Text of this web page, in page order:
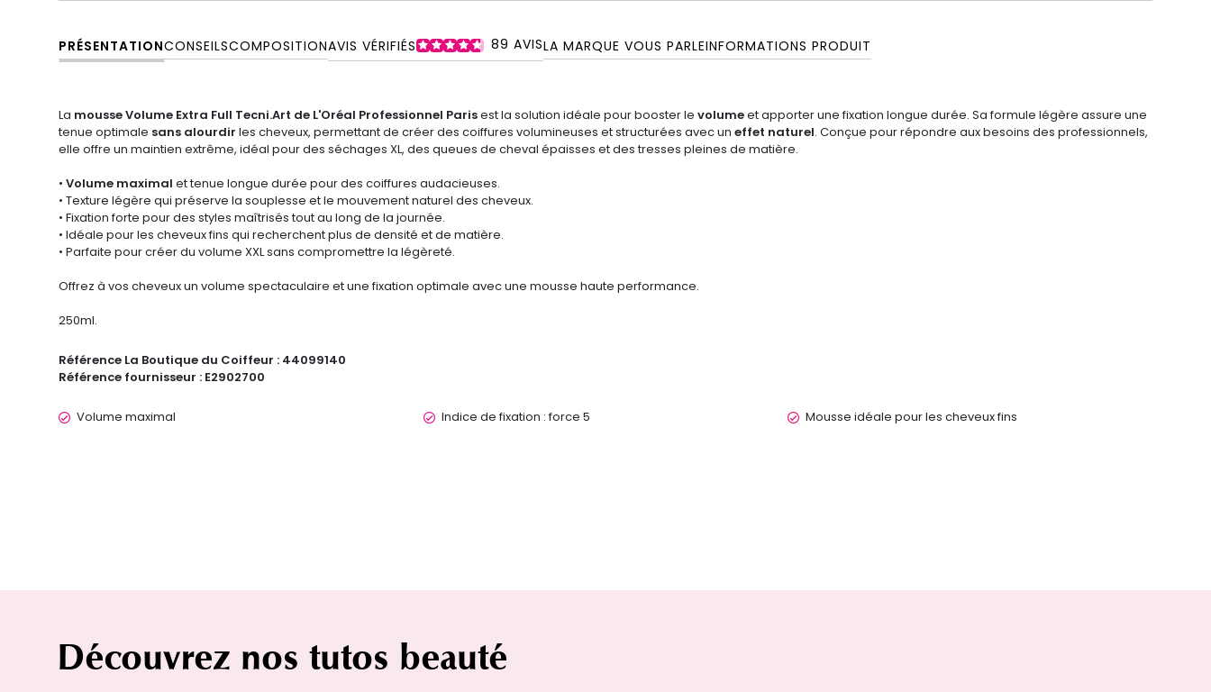
PRÉSENTATIONCONSEILSCOMPOSITIONAVIS VÉRIFIÉS 89 AVISLA MARQUE VOUS PARLEINFORMATIONS PRODUIT
La mousse Volume Extra Full Tecni.Art de L'Oréal Professionnel Parisest la solution idéale pour booster le volumeet apporter une fixation longue durée. Sa formule légère assure une
tenue optimale sans alourdir les cheveux, permettant de créer des coiffures volumineuses et structurées avec un effet naturel. Conçue pour répondre aux besoins des professionnels,
elle offre un maintien extrême, idéal pour des séchages XL, des queues de cheval épaisses et des tresses pleines de matière.
• Volume maximal et tenue longue durée pour des coiffures audacieuses.
• Texture légère qui préserve la souplesse et le mouvement naturel des cheveux.
• Fixation forte pour des styles maîtrisés tout au long de la journée.
• Idéale pour les cheveux fins qui recherchent plus de densité et de matière.
• Parfaite pour créer du volume XXL sans compromettre la légèreté.
Offrez à vos cheveux un volume spectaculaire et une fixation optimale avec une mousse haute performance.
250ml.
Référence La Boutique du Coiffeur : 44099140
Référence fournisseur : E2902700
Volume maximal Indice de fixation : force 5 Mousse idéale pour les cheveux fins
Découvrez nos tutos beauté